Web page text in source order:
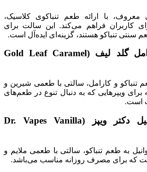
معروف، با ارائه طعم تنباکوی کلاسیک،
کاربران فراهم می‌کند. این سالت برای
سنتی تنباکو هستند، گزینه‌ای ایده‌آل است.
سالت تنباکو کارامل گلد لیف (Gold Leaf Caramel
تنباکو و کارامل، سالتی با طعمی شیرین و
ویپرهایی که به دنبال تنوع در طعم‌های
است.
سالت تنباکو وانیل دکتر ویپز (Dr. Vapes Vanilla
به طعم تنباکو، سالتی با طعمی ملایم و
که برای مصرف روزانه مناسب می‌باشد.